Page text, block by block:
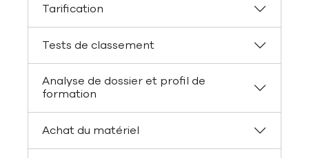
Tarification
Tests de classement
Analyse de dossier et profil de
formation
Achat du matériel